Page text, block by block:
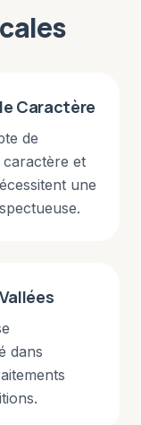
Caractère
de
caractère et
une
dans